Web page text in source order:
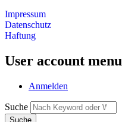
Impressum
Datenschutz
Haftung
User account menu
Anmelden
Suche